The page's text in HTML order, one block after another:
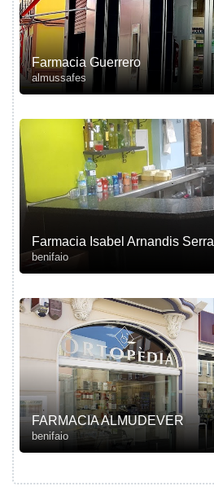
Farmacia Guerrero
almussafes
Farmacia Isabel Arnandis Serra
benifaio
FARMACIA ALMUDEVER
benifaio